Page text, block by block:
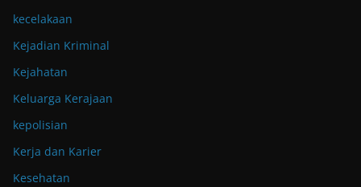
kecelakaan
Kejadian Kriminal
Kejahatan
Keluarga Kerajaan
kepolisian
Kerja dan Karier
Kesehatan